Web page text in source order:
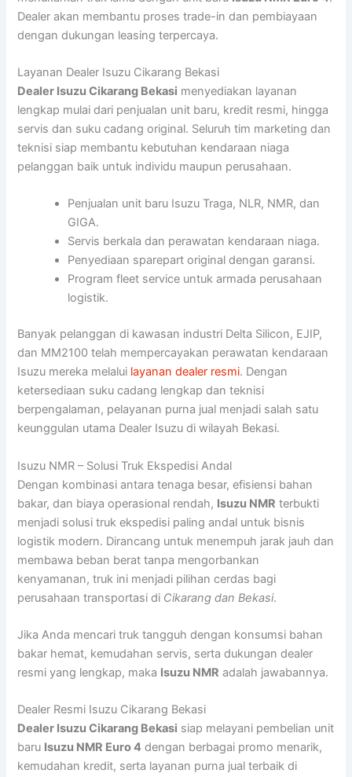
Dealer akan membantu proses trade-in dan pembiayaan
dengan dukungan leasing terpercaya.
Layanan Dealer Isuzu Cikarang Bekasi
Dealer Isuzu Cikarang Bekasi menyediakan layanan
lengkap mulai dari penjualan unit baru, kredit resmi, hingga
servis dan suku cadang original. Seluruh tim marketing dan
teknisi siap membantu kebutuhan kendaraan niaga
pelanggan baik untuk individu maupun perusahaan.
Penjualan unit baru Isuzu Traga, NLR, NMR, dan
GIGA.
Servis berkala dan perawatan kendaraan niaga.
Penyediaan sparepart original dengan garansi.
Program fleet service untuk armada perusahaan
logistik.
Banyak pelanggan di kawasan industri Delta Silicon, EJIP,
dan MM2100 telah mempercayakan perawatan kendaraan
Isuzu mereka melalui layanan dealer resmi. Dengan
ketersediaan suku cadang lengkap dan teknisi
berpengalaman, pelayanan purna jual menjadi salah satu
keunggulan utama Dealer Isuzu di wilayah Bekasi.
Isuzu NMR – Solusi Truk Ekspedisi Andal
Dengan kombinasi antara tenaga besar, efisiensi bahan
bakar, dan biaya operasional rendah, Isuzu NMR terbukti
menjadi solusi truk ekspedisi paling andal untuk bisnis
logistik modern. Dirancang untuk menempuh jarak jauh dan
membawa beban berat tanpa mengorbankan
kenyamanan, truk ini menjadi pilihan cerdas bagi
perusahaan transportasi di Cikarang dan Bekasi.
Jika Anda mencari truk tangguh dengan konsumsi bahan
bakar hemat, kemudahan servis, serta dukungan dealer
resmi yang lengkap, maka Isuzu NMR adalah jawabannya.
Dealer Resmi Isuzu Cikarang Bekasi
Dealer Isuzu Cikarang Bekasi siap melayani pembelian unit
baru Isuzu NMR Euro 4 dengan berbagai promo menarik,
kemudahan kredit, serta layanan purna jual terbaik di